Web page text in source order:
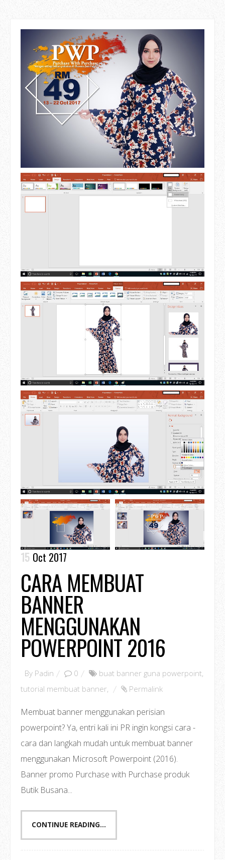
15 Oct 2017
CARA MEMBUAT
BANNER
MENGGUNAKAN
POWERPOINT 2016
By Padin 0 buat banner guna powerpoint,
tutorial membuat banner, Permalink
Membuat banner menggunakan perisian
powerpoint? Ya, entri kali ini PR ingin kongsi cara -
cara dan langkah mudah untuk membuat banner
menggunakan Microsoft Powerpoint (2016).
Banner promo Purchase with Purchase produk
Butik Busana...
CONTINUE READING...